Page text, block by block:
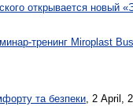
открывается новый
тренинг Miroplast
та безпеки , 2 April,